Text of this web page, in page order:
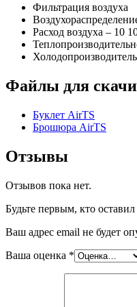
Фильтрация воздуха
Расход воздуха – 10
Файлы для
Буклет AirTS
Брошюра AirTS
Отзывы
Отзывов пока нет.
Будьте первым, кто
Ваш адрес email не будет
Ваша оценка *